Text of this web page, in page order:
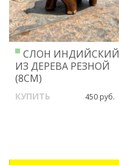
СЛОН ИНДИЙСКИЙ
ИЗ ДЕРЕВА РЕЗНОЙ
(8СМ)
КУПИТЬ 450 руб.